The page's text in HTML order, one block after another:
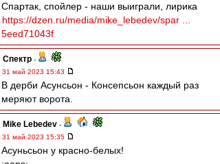
Спартак, спойлер - наши выиграли, лирика
https://dzen.ru/media/mike_lebedev/spar ...
5eed71043f
Спектр -
31 май 2023 15:43
В дерби Асунсьон - Консепсьон каждый раз
меряют ворота.
Mike Lebedev -
31 май 2023 15:35
Асуньсьон у красно-белых!